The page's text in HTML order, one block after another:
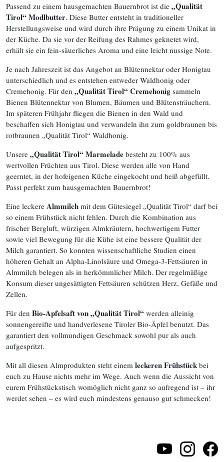
Passend zu einem hausgemachten Bauernbrot ist die „Qualität
Tirol“ Modlbutter. Diese Butter entsteht in traditioneller
Herstellungsweise und wird durch ihre Prägung zu einem Unikat in
der Küche. Da sie vor der Reifung des Rahmes geknetet wird,
erhält sie ein fein-säuerliches Aroma und eine leicht nussige Note.
Je nach Jahreszeit ist das Angebot an Blütennektar oder Honigtau
unterschiedlich und es entstehen entweder Waldhonig oder
Cremehonig. Für den „Qualität Tirol“ Cremehonig sammeln
Bienen Blütennektar von Blumen, Bäumen und Blütensträuchern.
Im späteren Frühjahr fliegen die Bienen in den Wald und
beschaffen sich Honigtau und verwandeln ihn zum goldbraunen bis
rotbraunen „Qualität Tirol“ Waldhonig.
Unsere „Qualität Tirol“ Marmelade besteht zu 100% aus
wertvollen Früchten aus Tirol. Diese werden alle von Hand
geerntet, in der hofeigenen Küche eingekocht und heiß abgefüllt.
Passt perfekt zum hausgemachten Bauernbrot!
Eine leckere Almmilch mit dem Gütesiegel „Qualität Tirol“ darf bei
so einem Frühstück nicht fehlen. Durch die Kombination aus
frischer Bergluft, würzigen Almkräutern, hochwertigem Futter
sowie viel Bewegung für die Kühe ist eine bessere Qualität der
Milch garantiert. So konnten wissenschaftliche Studien einen
höheren Gehalt an Alpha-Linolsäure und Omega-3-Fettsäuren in
Almmilch belegen als in herkömmlicher Milch. Der regelmäßige
Konsum dieser ungesättigten Fettsäuren schützen Herz, Gefäße und
Zellen.
Für den Bio-Apfelsaft von „Qualität Tirol“ werden alleinig
sonnengereifte und handverlesene Tiroler Bio-Äpfel benutzt. Das
garantiert den vollmundigen Geschmack sowohl pur als auch
aufgespritzt.
Mit all diesen Almprodukten steht einem leckeren Frühstück bei
euch zu Hause nichts mehr im Wege. Auch wenn die Aussicht von
eurem Frühstückstisch womöglich nicht ganz so aufregend ist – ihr
werdet sehen – es wird euch mindestens genauso gut schmecken!